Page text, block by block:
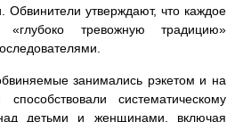
Обвинители утверждают, что каждое
«глубоко тревожную традицию»
занимались рэкетом и на
систематическому
детьми и женщинами, включая